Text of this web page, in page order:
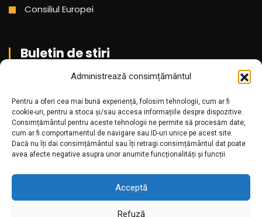
Administrează consimțământul
Pentru a oferi cea mai bună experiență, folosim tehnologii, cum ar fi
cookie-uri, pentru a stoca și/sau accesa informațiile despre dispozitive.
Consimțământul pentru aceste tehnologii ne permite să procesăm date,
cum ar fi comportamentul de navigare sau ID-uri unice pe acest site.
Dacă nu îți dai consimțământul sau îți retragi consimțământul dat poate
avea afecte negative asupra unor anumite funcționalități și funcții.
Acceptă
Refuză
Consiliul Europei
Buletin de stiri
Aboneaza-te pentru a primi cele mai noi stiri din partea
noastra!